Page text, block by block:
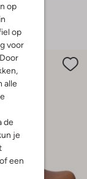
op
op
voor
alle
de
je
een
€ 99,99